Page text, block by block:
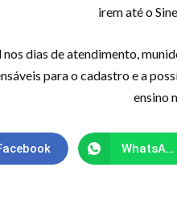
irem até o
dias de atendimento,
para o cadastro e a
ensino
WhatsApp